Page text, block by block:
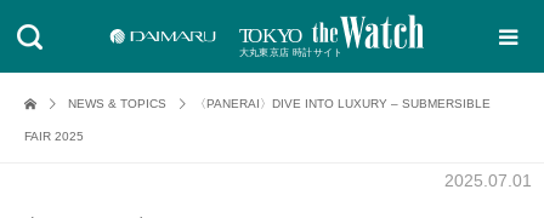
NEWS & TOPICS 〈PANERAI〉DIVE INTO LUXURY – SUBMERSIBLE
FAIR 2025
2025.07.01